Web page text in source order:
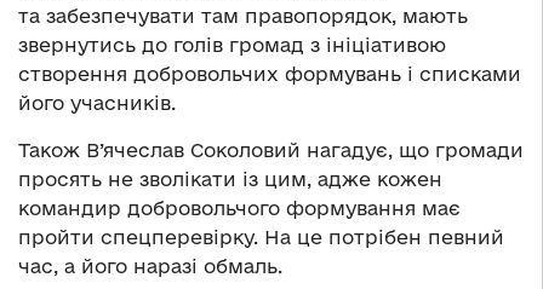
та забезпечувати там правопорядок, мають
звернутись до голів громад з ініціативою
створення добровольчих формувань і списками
його учасників.
Також В’ячеслав Соколовий нагадує, що громади
просять не зволікати із цим, адже кожен
командир добровольчого формування має
пройти спецперевірку. На це потрібен певний
час, а його наразі обмаль.